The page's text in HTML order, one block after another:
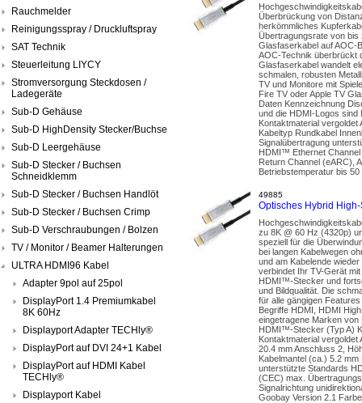
Rauchmelder
Reinigungsspray / Druckluftspray
SAT Technik
Steuerleitung LIYCY
Stromversorgung Steckdosen /
Ladegeräte
Sub-D Gehäuse
Sub-D HighDensity Stecker/Buchse
Sub-D Leergehäuse
Sub-D Stecker / Buchsen
Schneidklemm
Sub-D Stecker / Buchsen Handlöt
Sub-D Stecker / Buchsen Crimp
Sub-D Verschraubungen / Bolzen
TV / Monitor / Beamer Halterungen
ULTRA HDMI96 Kabel
Adapter 9pol auf 25pol
DisplayPort 1.4 Premiumkabel
8K 60Hz
Displayport Adapter TECHly®
DisplayPort auf DVI 24+1 Kabel
DisplayPort auf HDMI Kabel
TECHly®
Displayport Kabel
Überbrückung von
herkömmliches
Übertragungsrate von bis
Glasfaserkabel auf AOC-
AOC-Technik überbrückt
Glasfaserkabel wandelt
schmalen, robusten
TV und Monitore mit
Fire TV oder Apple TV
Daten Kennzeichnung
und die HDMI-Logos sind
Kontaktmaterial
Kabeltyp Rundkabel
Signalübertragung
HDMI™ Ethernet Channel
Return Channel (eARC),
Betriebstemperatur bis
49885
Optisches Hybrid
zu 8K @ 60 Hz (4320p)
speziell für die
bei langen Kabelwegen
und am Kabelende
verbindet Ihr TV-Gerät
HDMI™-Stecker und
und Bildqualität. Die
für alle gängigen
Begriffe HDMI, HDMI
eingetragene Marken
HDMI™-Stecker (Typ A)
Kontaktmaterial
20.4 mm Anschluss 2,
Kabelmantel (ca.) 5.2
unterstützte Standards
(CEC) max.
Signalrichtung
Goobay Version 2.1